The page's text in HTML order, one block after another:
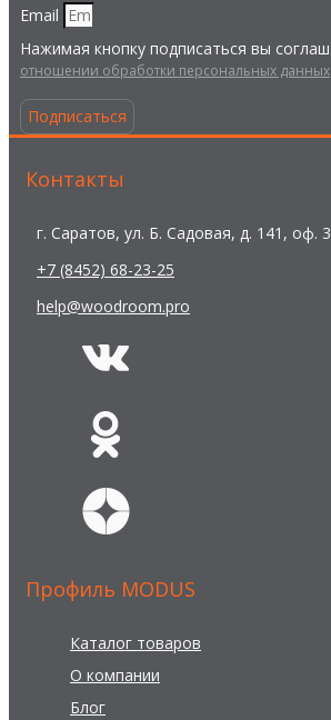
Email
Нажимая кнопку подписаться вы
отношении обработки персональных данных
Подписаться
Контакты
г. Саратов, ул. Б. Садовая, д. 141, оф.
+7 (8452) 68-23-25
help@woodroom.pro
Профиль MODUS
Каталог товаров
О компании
Блог